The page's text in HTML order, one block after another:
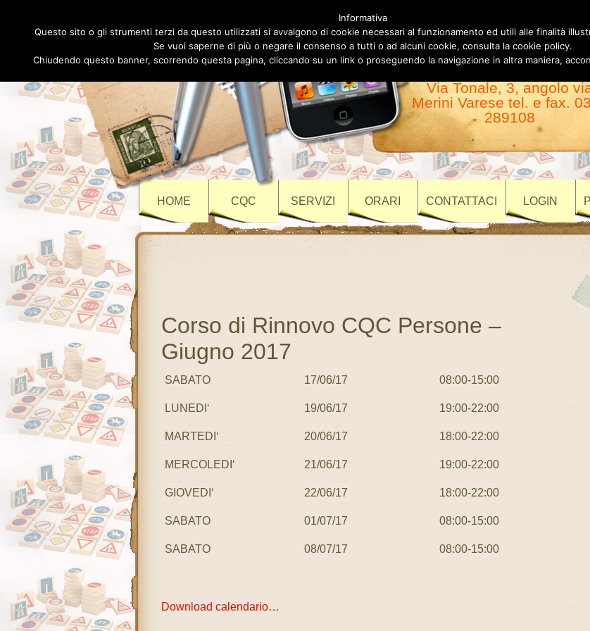
Autoscuola
Varese
Via Tonale, 3, angolo
Merini Varese tel. e fax.
289108
HOME CQC SERVIZI ORARI CONTATTACI LOGIN
Corso di Rinnovo CQC Persone –
Giugno 2017
SABATO 17/06/17 08:00-15:00
LUNEDI‘ 19/06/17 19:00-22:00
MARTEDI‘ 20/06/17 18:00-22:00
MERCOLEDI‘ 21/06/17 19:00-22:00
GIOVEDI‘ 22/06/17 18:00-22:00
SABATO 01/07/17 08:00-15:00
SABATO 08/07/17 08:00-15:00
Download calendario…
Informativa
Questo sito o gli strumenti terzi da questo utilizzati si avvalgono di cookie necessari al funzionamento ed utili alle finalità
Se vuoi saperne di più o negare il consenso a tutti o ad alcuni cookie, consulta la cookie policy.
Chiudendo questo banner, scorrendo questa pagina, cliccando su un link o proseguendo la navigazione in altra maniera,